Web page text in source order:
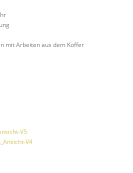
mit Arbeiten aus dem Koffer
V5
V4